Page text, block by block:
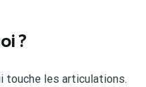
?
touche les articulations.